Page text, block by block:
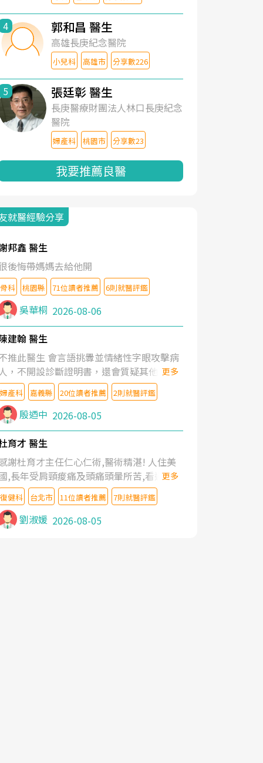
4 郭和昌 醫生
高雄長庚紀念醫院
小兒科 高雄市 分享數226
5 張廷彰 醫生
長庚醫療財團法人林口長庚紀念
醫院
婦產科 桃園市 分享數23
我要推薦良醫
就醫經驗分享
邦鑫 醫生
後悔帶媽媽去給他開
骨科 桃園縣 71位讀者推薦 6則就醫評鑑
吳華桐 2026-08-06
建翰 醫生
推此醫生 會言語挑釁並情緒性字眼攻擊病
，不開設診斷證明書，還會質疑其他醫生
判斷！
更多
婦產科 嘉義縣 20位讀者推薦 2則就醫評鑑
殷迺中 2026-08-05
育才 醫生
謝杜育才主任仁心仁術,醫術精湛! 人住美
,長年受肩頸痠痛及頭痛頭暈所苦,看遍名醫
授,做了各種檢查,也嘗試過西醫打針,中醫
灸及物理徒手治療都沒有用,後來連吃到嗎
類止痛藥都效果有限,只是壓症狀,沒多久就
起來,多年失眠嚴重影響生活品質. 台灣親
更多
復健科 台北市 11位讀者推薦 7則就醫評鑑
劉淑媛 2026-08-05